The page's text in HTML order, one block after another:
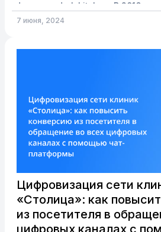
формате dark kitchen. В 2016
к LiveTex за решением, которое
текстовых каналов связи, чтобы
перевести коммуникацию с
7 июня, 2024
Цифровизация сети
«Столица»: как
из посетителя в